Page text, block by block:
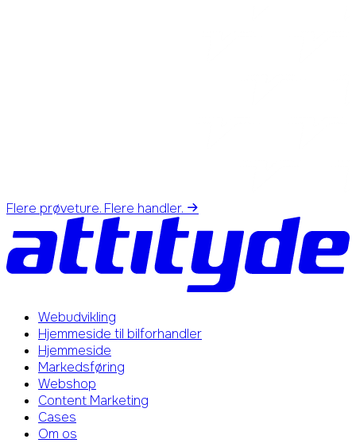
Flere prøveture. Flere handler.
Webudvikling
Hjemmeside til bilforhandler
Hjemmeside
Markedsføring
Webshop
Content Marketing
Cases
Om os